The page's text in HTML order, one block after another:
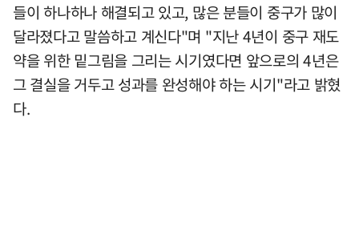
들이 하나하나 해결되고 있고, 많은 분들이 중구가 많이
달라졌다고 말씀하고 계신다"며 "지난 4년이 중구 재도
약을 위한 밑그림을 그리는 시기였다면 앞으로의 4년은
그 결실을 거두고 성과를 완성해야 하는 시기"라고 밝혔
다.